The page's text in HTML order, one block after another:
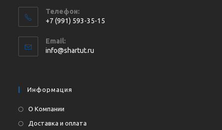
Телефон:
+7 (991) 593-35-15
в
вашем
Email:
info@shartut.ru
Информация
О Компании
Доставка и оплата